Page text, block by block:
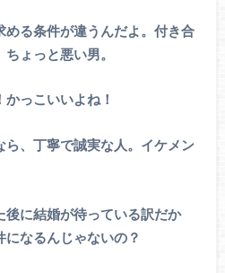
める条件が違うんだよ。付き合
ょっと悪い男。
っこいいよね！
ら、丁寧で誠実な人。イケメン
に結婚が待っている訳だか
なるんじゃないの？